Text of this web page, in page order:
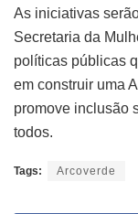
As iniciativas
Secretaria da
políticas públicas
em construir uma
promove inclusão
todos.
Tags: Arcoverde